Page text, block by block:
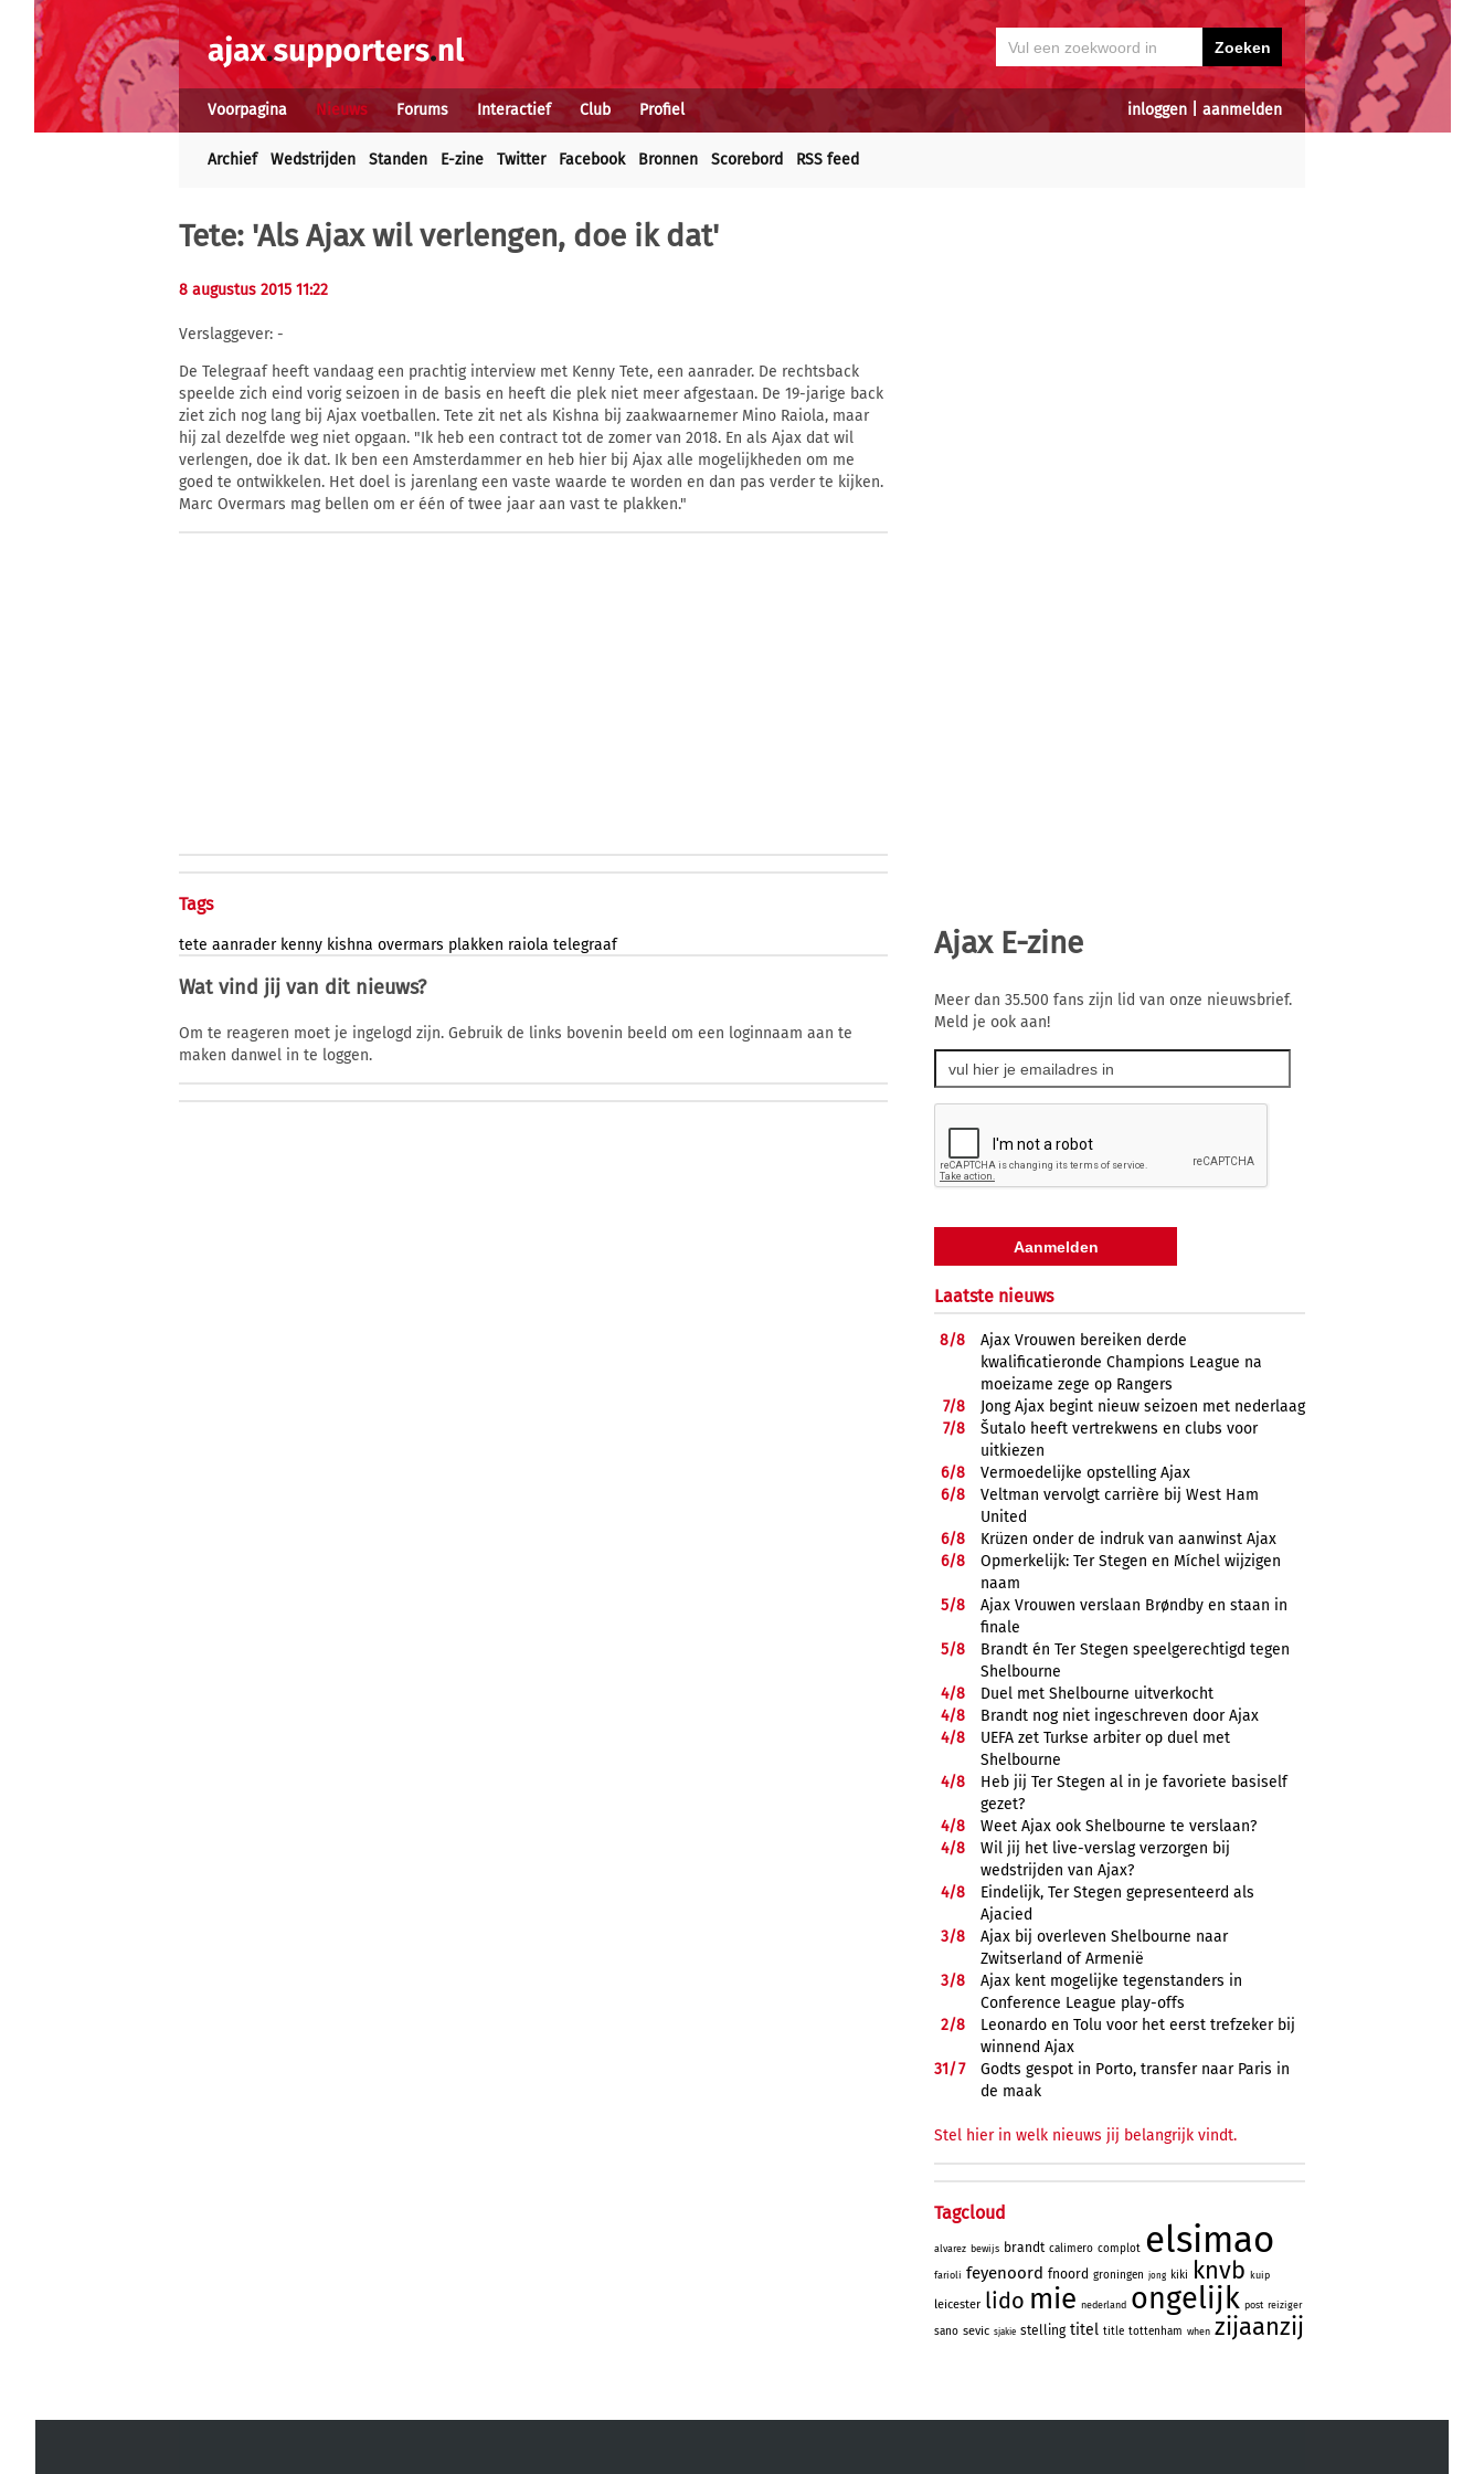
inloggen aanmelden
Voorpagina Nieuws Forums Interactief Club Profiel
Archief Wedstrijden Standen E-zine Twitter Facebook Bronnen Scorebord RSS feed
Tete: 'Als Ajax wil verlengen, doe ik dat'
8 augustus 2015 11:22
Verslaggever: -
De Telegraaf heeft vandaag een prachtig interview met Kenny Tete, een aanrader. De rechtsback
speelde zich eind vorig seizoen in de basis en heeft die plek niet meer afgestaan. De 19-jarige back
ziet zich nog lang bij Ajax voetballen. Tete zit net als Kishna bij zaakwaarnemer Mino Raiola, maar
hij zal dezelfde weg niet opgaan. "Ik heb een contract tot de zomer van 2018. En als Ajax dat wil
verlengen, doe ik dat. Ik ben een Amsterdammer en heb hier bij Ajax alle mogelijkheden om me
goed te ontwikkelen. Het doel is jarenlang een vaste waarde te worden en dan pas verder te kijken.
Marc Overmars mag bellen om er één of twee jaar aan vast te plakken."
Tags
tete aanrader kenny kishna overmars plakken raiola telegraaf
Wat vind jij van dit nieuws?
Om te reageren moet je ingelogd zijn. Gebruik de links bovenin beeld om een loginnaam aan te
maken danwel in te loggen.
Ajax E-zine
Meer dan 35.500 fans zijn lid van onze nieuwsbrief.
Meld je ook aan!
Laatste nieuws
8/8
Ajax Vrouwen bereiken derde
kwalificatieronde Champions League na
moeizame zege op Rangers
7/8
Jong Ajax begint nieuw seizoen met nederlaag
7/8
Šutalo heeft vertrekwens en clubs voor
uitkiezen
6/8
Vermoedelijke opstelling Ajax
6/8
Veltman vervolgt carrière bij West Ham
United
6/8
Krüzen onder de indruk van aanwinst Ajax
6/8
Opmerkelijk: Ter Stegen en Míchel wijzigen
naam
5/8
Ajax Vrouwen verslaan Brøndby en staan in
finale
5/8
Brandt én Ter Stegen speelgerechtigd tegen
Shelbourne
4/8
Duel met Shelbourne uitverkocht
4/8
Brandt nog niet ingeschreven door Ajax
4/8
UEFA zet Turkse arbiter op duel met
Shelbourne
4/8
Heb jij Ter Stegen al in je favoriete basiself
gezet?
4/8
Weet Ajax ook Shelbourne te verslaan?
4/8
Wil jij het live-verslag verzorgen bij
wedstrijden van Ajax?
4/8
Eindelijk, Ter Stegen gepresenteerd als
Ajacied
3/8
Ajax bij overleven Shelbourne naar
Zwitserland of Armenië
3/8
Ajax kent mogelijke tegenstanders in
Conference League play-offs
2/8
Leonardo en Tolu voor het eerst trefzeker bij
winnend Ajax
31/7
Godts gespot in Porto, transfer naar Paris in
de maak
Stel hier in welk nieuws jij belangrijk vindt.
Tagcloud
alvarez bewijs brandt calimero complot elsimao
farioli feyenoord fnoord groningen jong kiki knvb kuip
leicester lido mie nederland ongelijk post reiziger
sano sevic sjakie stelling titel title tottenham when zijaanzij